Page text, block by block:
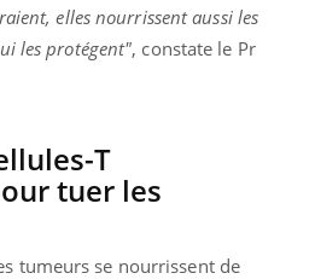
elles nourrissent aussi les
les protégent", constate le Pr
T
tuer les
tumeurs se nourrissent de